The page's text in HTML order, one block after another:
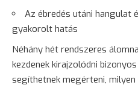
Az ébredés utáni hangulat
gyakorolt hatás
Néhány hét rendszeres
kezdenek kirajzolódni
segíthetnek megérteni,